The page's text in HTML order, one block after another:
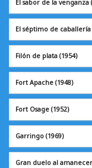
El sabor de la venganza
El séptimo de caballería
Filón de plata (1954)
Fort Apache (1948)
Fort Osage (1952)
Garringo (1969)
Gran duelo al amanecer